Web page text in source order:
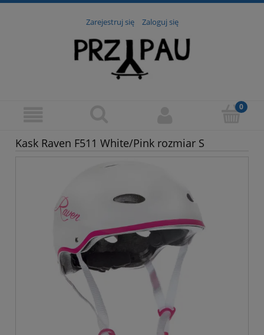
Zarejestruj się Zaloguj się
Kask Raven F511 White/Pink rozmiar S